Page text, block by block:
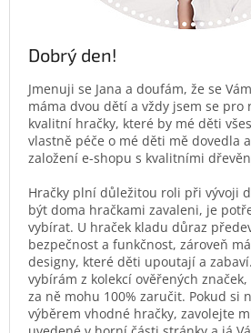
Dobrý den!
Jmenuji se Jana a doufám, že se
máma dvou dětí a vždy jsem se pro
kvalitní hračky, které by mé děti
vlastně péče o mé děti mě dovedla
založení e-shopu s kvalitními
Hračky plní důležitou roli při vývoji
být doma hračkami zavaleni, je
vybírat. U hraček kladu důraz
bezpečnost a funkčnost, zároveň
designy, které děti upoutají a
vybírám z kolekcí ověřených
za ně mohu 100% zaručit. Pokud si
výběrem vhodné hračky, zavolejte